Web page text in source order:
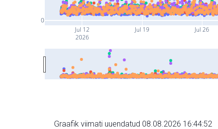
Jul 12
2026
Jul 19 Jul 26
0
Graafik viimati uuendatud 08.08.2026 16:44:52